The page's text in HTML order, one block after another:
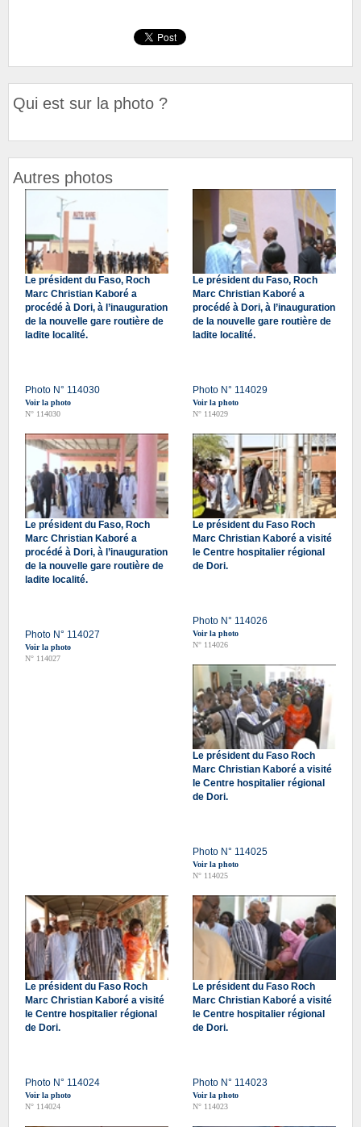
Qui est sur la photo ?
Autres photos
Le président du Faso, Roch
Marc Christian Kaboré a
procédé à Dori, à l’inauguration
de la nouvelle gare routière de
ladite localité.
Photo N° 114030
Voir la photo
N° 114030
Le président du Faso, Roch
Marc Christian Kaboré a
procédé à Dori, à l’inauguration
de la nouvelle gare routière de
ladite localité.
Photo N° 114029
Voir la photo
N° 114029
Le président du Faso, Roch
Marc Christian Kaboré a
procédé à Dori, à l’inauguration
de la nouvelle gare routière de
ladite localité.
Photo N° 114027
Voir la photo
N° 114027
Le président du Faso Roch
Marc Christian Kaboré a visité
le Centre hospitalier régional
de Dori.
Photo N° 114026
Voir la photo
N° 114026
Le président du Faso Roch
Marc Christian Kaboré a visité
le Centre hospitalier régional
de Dori.
Photo N° 114025
Voir la photo
N° 114025
Le président du Faso Roch
Marc Christian Kaboré a visité
le Centre hospitalier régional
de Dori.
Photo N° 114024
Voir la photo
N° 114024
Le président du Faso Roch
Marc Christian Kaboré a visité
le Centre hospitalier régional
de Dori.
Photo N° 114023
Voir la photo
N° 114023